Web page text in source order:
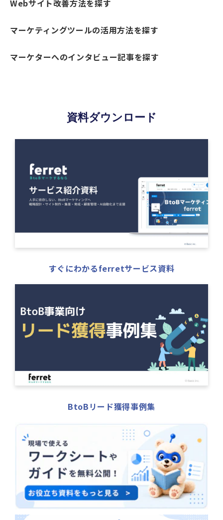
Webサイト改善方法を探す
マーケティングツールの活用方法を探す
マーケターへのインタビュー記事を探す
資料ダウンロード
すぐにわかるferretサービス資料
BtoBリード獲得事例集